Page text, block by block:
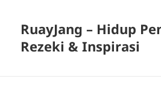
RuayJang – Hidup
Rezeki & Inspirasi